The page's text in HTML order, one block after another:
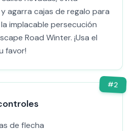
agarra cajas de regalo para
implacable persecución
Road Winter. ¡Usa el
favor!
#2
de flecha